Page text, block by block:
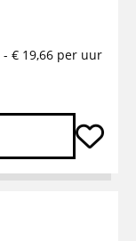
- € 19,66 per uur